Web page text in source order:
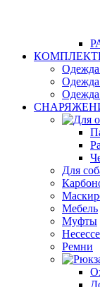
Одежда
Одежда
Одежда
Для
Мебель
Муфты
Ремни